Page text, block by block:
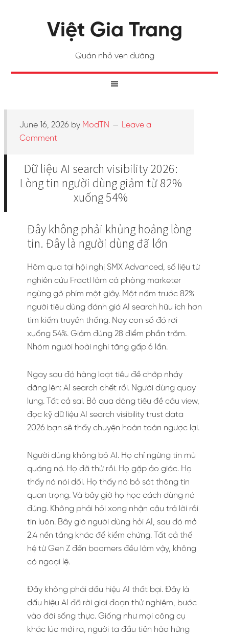
Việt Gia Trang
Quán nhỏ ven đường
June 16, 2026 by ModTN
Leave a
Comment
Dữ liệu AI search visibility 2026:
Lòng tin người dùng giảm từ 82%
xuống 54%
Đây không phải khủng hoảng lòng
tin. Đây là người dùng đã lớn
Hôm qua tại hội nghị SMX Advanced, số liệu từ
nghiên cứu Fractl làm cả phòng marketer
ngừng gõ phím một giây. Một năm trước 82%
người tiêu dùng đánh giá AI search hữu ích hơn
tìm kiếm truyền thống. Nay con số đó rơi
xuống 54%. Giảm đúng 28 điểm phần trăm.
Nhóm người hoài nghi tăng gấp 6 lần.
Ngay sau đó hàng loạt tiêu đề chớp nháy
đăng lên: AI search chết rồi. Người dùng quay
lưng. Tất cả sai. Bỏ qua dòng tiêu đề câu view,
đọc kỹ dữ liệu AI search visibility trust data
2026 bạn sẽ thấy chuyện hoàn toàn ngược lại.
Người dùng không bỏ AI. Họ chỉ ngừng tin mù
quáng nó. Họ đã thử rồi. Họ gặp ảo giác. Họ
thấy nó nói dối. Họ thấy nó bỏ sót thông tin
quan trọng. Và bây giờ họ học cách dùng nó
đúng. Không phải hỏi xong nhận câu trả lời rồi
tin luôn. Bây giờ người dùng hỏi AI, sau đó mở
2.4 nền tảng khác để kiểm chứng. Tất cả thế
hệ từ Gen Z đến boomers đều làm vậy, không
có ngoại lệ.
Đây không phải dấu hiệu AI thất bại. Đây là
dấu hiệu AI đã rời giai đoạn thử nghiệm, bước
vào đời sống thực. Giống như mọi công cụ
khác lúc mới ra, người ta đầu tiên hào hứng